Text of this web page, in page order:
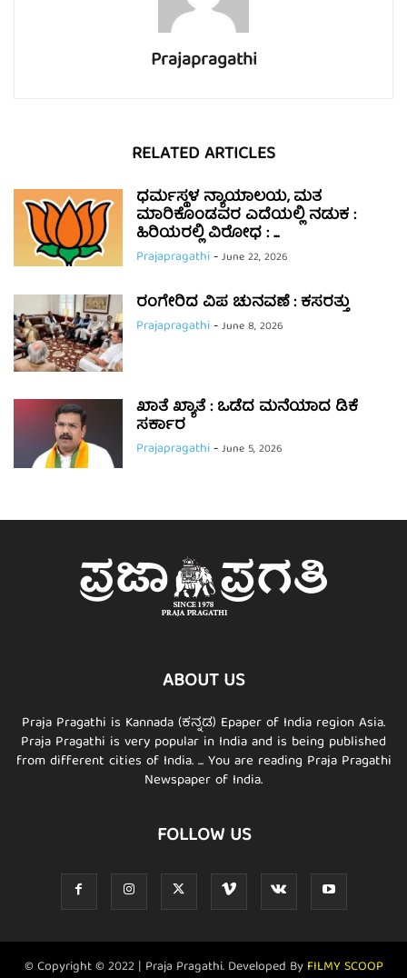
Prajapragathi
RELATED ARTICLES
ಧರ್ಮಸ್ಥಳ ನ್ಯಾಯಾಲಯ, ಮತ
ಮಾರಿಕೊಂಡವರ ಎದೆಯಲ್ಲಿ ನಡುಕ :
ಹಿರಿಯರಲ್ಲಿ ವಿರೋಧ : ...
Prajapragathi-June 22, 2026
ರಂಗೇರಿದ ವಿಪ ಚುನವಣೆ : ಕಸರತ್ತು
Prajapragathi-June 8, 2026
ಖಾತೆ ಖ್ಯಾತೆ : ಒಡೆದ ಮನೆಯಾದ ಡಿಕೆ
ಸರ್ಕಾರ
Prajapragathi-June 5, 2026
ABOUT US
Praja Pragathi is Kannada (ಕನ್ನಡ) Epaper of India region Asia.
Praja Pragathi is very popular in India and is being published
from different cities of India. ... You are reading Praja Pragathi
Newspaper of India.
FOLLOW US
© Copyright © 2022 | Praja Pragathi. Developed By FILMY SCOOP